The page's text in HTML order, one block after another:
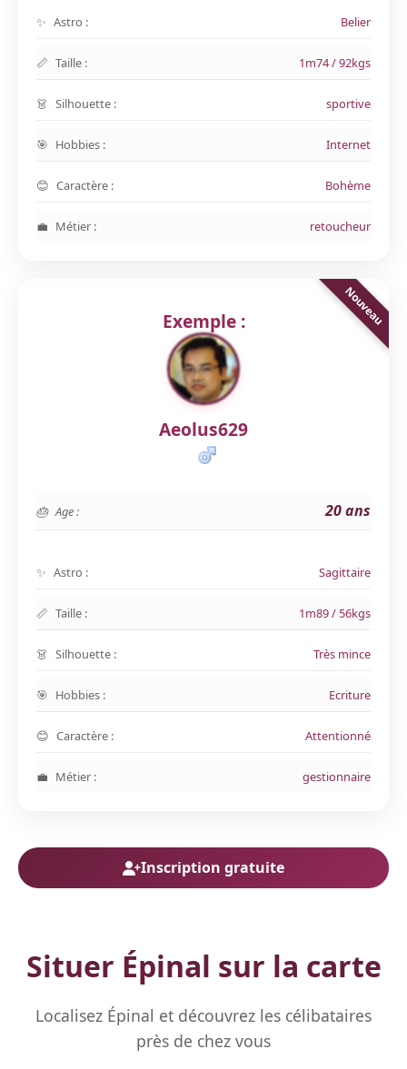
Astro : Belier
Taille : 1m74 / 92kgs
Silhouette : sportive
Hobbies : Internet
Caractère : Bohème
Métier : retoucheur
Exemple :
Aeolus629
Age : 20 ans
Astro : Sagittaire
Taille : 1m89 / 56kgs
Silhouette : Très mince
Hobbies : Ecriture
Caractère : Attentionné
Métier : gestionnaire
Inscription gratuite
Situer Épinal sur la carte
Localisez Épinal et découvrez les célibataires
près de chez vous